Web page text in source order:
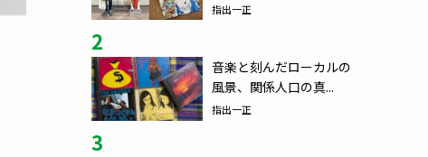
指出一正
2
音楽と刻んだローカルの
風景、関係人口の真...
指出一正
3